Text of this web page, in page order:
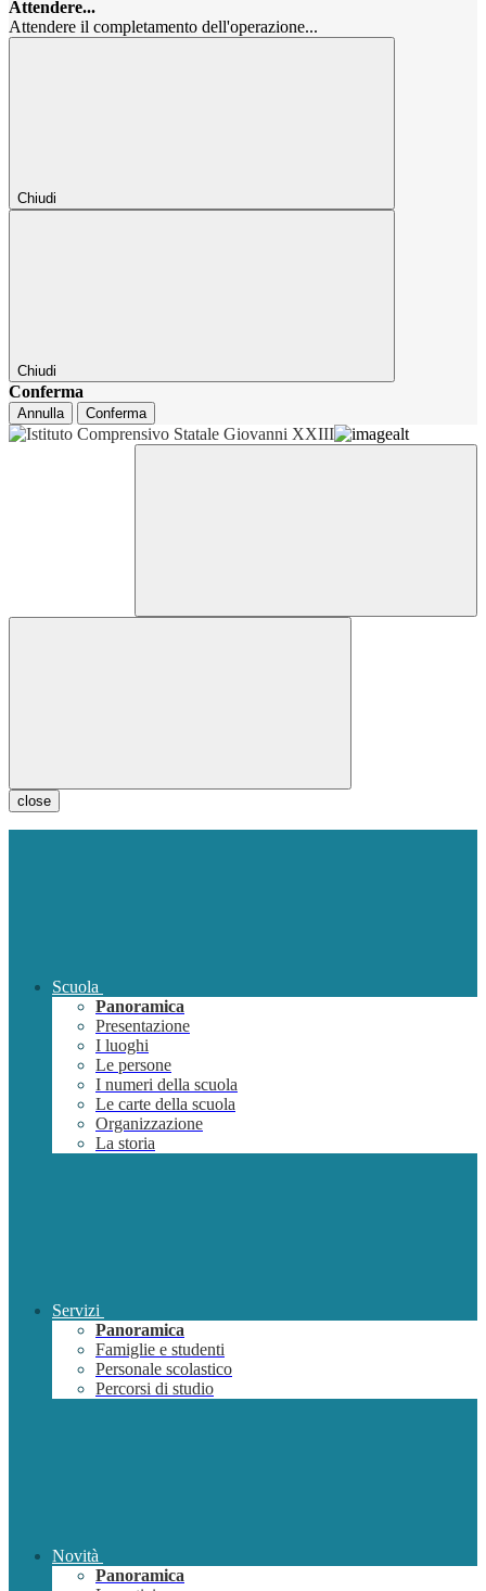
Attendere...
Attendere il completamento dell'operazione...
Chiudi
Chiudi
Conferma
Annulla Conferma
close
Scuola
Panoramica
Presentazione
I luoghi
Le persone
I numeri della scuola
Le carte della scuola
Organizzazione
La storia
Servizi
Panoramica
Famiglie e studenti
Personale scolastico
Percorsi di studio
Novità
Panoramica